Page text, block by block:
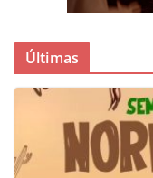
Últimas